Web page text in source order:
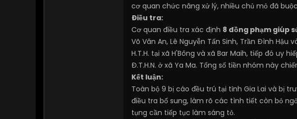
cơ quan chức năng xử lý, nhiều chủ mỏ đã
Điều tra:
Cơ quan điều tra xác định 8 đồng phạm giúp
Võ Văn An, Lê Nguyễn Tấn Sinh, Trần Đình
H.T.H. tại xã H'Bông và xã Bar Maih, tiếp đó uy
Đ.T.H.N. ở xã Ya Ma. Tổng số tiền nhóm này
Kết luận:
Toàn bộ 9 bị cáo đều trú tại tỉnh Gia Lai và bị
điều tra bổ sung, làm rõ các tình tiết còn bỏ
tụng cần tiếp tục làm sáng tỏ.